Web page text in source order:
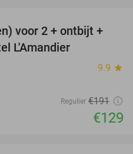
32%
voor 2 + ontbijt +
L'Amandier
9.9 star
Regulier €191
€129